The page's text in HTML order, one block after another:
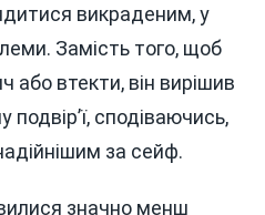
викраденим, у
Замість того, щоб
або втекти, він вирішив
подвір’ї, сподіваючись,
за сейф.
значно менш